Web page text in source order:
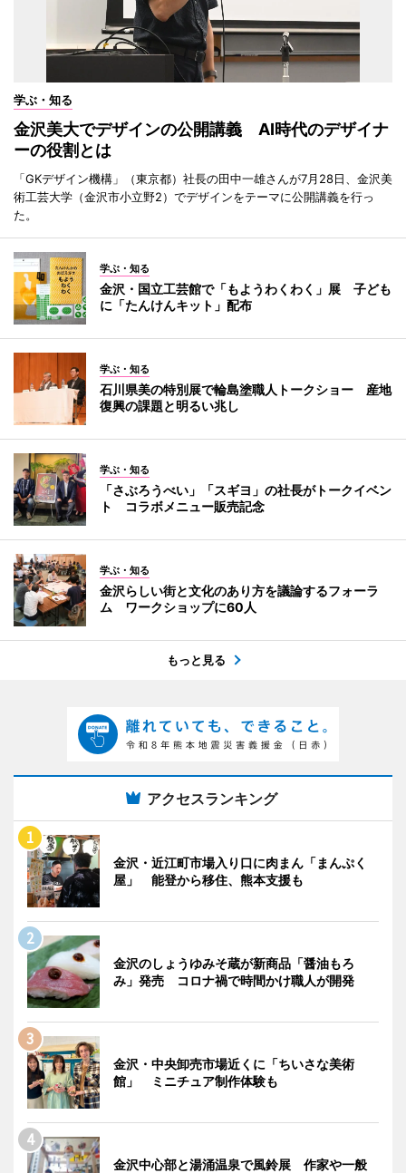
学ぶ・知る
金沢美大でデザインの公開講義 AI時代のデザイナ
ーの役割とは
「GKデザイン機構」（東京都）社長の田中一雄さんが7月28日、金沢美
術工芸大学（金沢市小立野2）でデザインをテーマに公開講義を行っ
た。
学ぶ・知る
金沢・国立工芸館で「もようわくわく」展 子ども
に「たんけんキット」配布
学ぶ・知る
石川県美の特別展で輪島塗職人トークショー 産地
復興の課題と明るい兆し
学ぶ・知る
「さぶろうべい」「スギヨ」の社長がトークイベン
ト コラボメニュー販売記念
学ぶ・知る
金沢らしい街と文化のあり方を議論するフォーラ
ム ワークショップに60人
もっと見る
アクセスランキング
金沢・近江町市場入り口に肉まん「まんぷく
屋」 能登から移住、熊本支援も
金沢のしょうゆみそ蔵が新商品「醤油もろ
み」発売 コロナ禍で時間かけ職人が開発
金沢・中央卸売市場近くに「ちいさな美術
館」 ミニチュア制作体験も
金沢中心部と湯涌温泉で風鈴展 作家や一般